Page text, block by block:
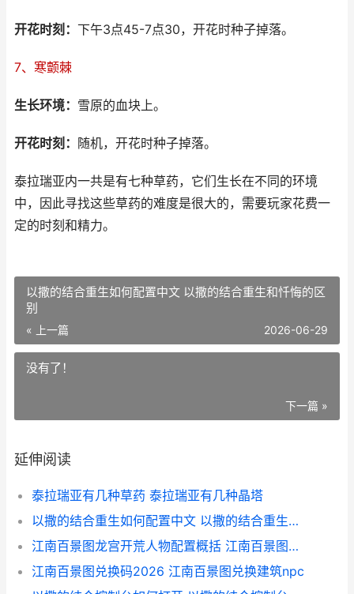
开花时刻： 下午3点45-7点30，开花时种子掉落。
7、寒颤棘
生长环境： 雪原的血块上。
开花时刻： 随机，开花时种子掉落。
泰拉瑞亚内一共是有七种草药，它们生长在不同的环境
中，因此寻找这些草药的难度是很大的，需要玩家花费一
定的时刻和精力。
以撒的结合重生如何配置中文 以撒的结合重生和忏悔的区
别
« 上一篇 2026-06-29
没有了！
下一篇 »
延伸阅读
泰拉瑞亚有几种草药 泰拉瑞亚有几种晶塔
以撒的结合重生如何配置中文 以撒的结合重生和忏悔的区别
江南百景图龙宫开荒人物配置概括 江南百景图龙宫夜明珠怎么获得
江南百景图兑换码2026 江南百景图兑换建筑npc